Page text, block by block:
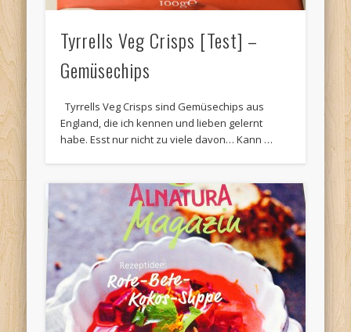
Tyrrells Veg Crisps [Test] –
Gemüsechips
Tyrrells Veg Crisps sind Gemüsechips aus
England, die ich kennen und lieben gelernt
habe. Esst nur nicht zu viele davon… Kann …